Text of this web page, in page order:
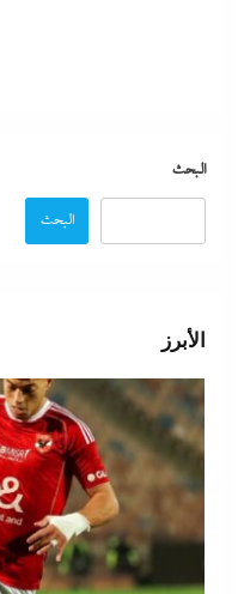
البحث
البحث
الأبرز
31 ديسمبر، 2023